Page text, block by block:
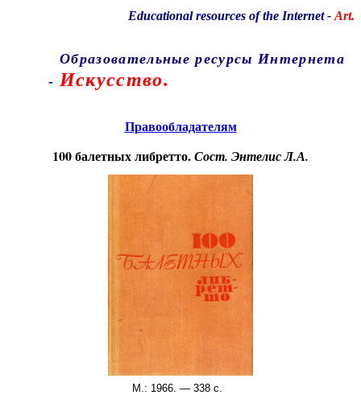
Educational resources of the Internet- Art.
Образовательные ресурсы Интернета
- Искусство.
Правообладателям
100 балетных либретто.Сост. Энтелис Л.А.
М.: 1966. — 338 с.